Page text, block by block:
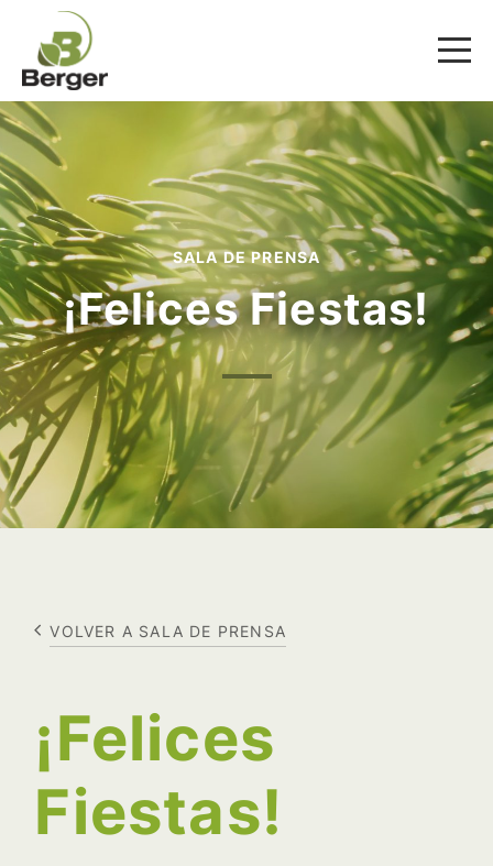
SALA DE PRENSA
¡Felices Fiestas!
VOLVER A SALA DE PRENSA
¡Felices
Fiestas!